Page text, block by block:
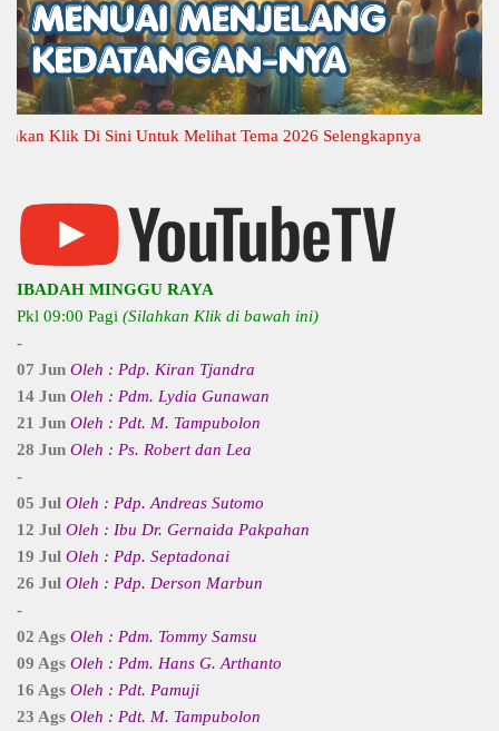
Klik Di Sini Untuk Melihat Tema 2026 Selengkapnya
IBADAH MINGGU RAYA
Pkl 09:00 Pagi (Silahkan Klik di bawah ini)
-
07 Jun Oleh : Pdp. Kiran Tjandra
14 Jun Oleh : Pdm. Lydia Gunawan
21 Jun Oleh : Pdt. M. Tampubolon
28 Jun Oleh : Ps. Robert dan Lea
-
05 Jul Oleh : Pdp. Andreas Sutomo
12 Jul Oleh : Ibu Dr. Gernaida Pakpahan
19 Jul Oleh : Pdp. Septadonai
26 Jul Oleh : Pdp. Derson Marbun
-
02 Ags Oleh : Pdm. Tommy Samsu
09 Ags Oleh : Pdm. Hans G. Arthanto
16 Ags Oleh : Pdt. Pamuji
23 Ags Oleh : Pdt. M. Tampubolon